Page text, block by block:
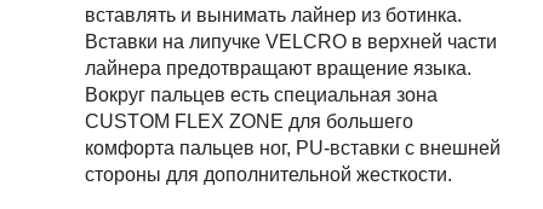
вставлять и вынимать лайнер из ботинка.
Вставки на липучке VELCRO в верхней части
лайнера предотвращают вращение языка.
Вокруг пальцев есть специальная зона
CUSTOM FLEX ZONE для большего
комфорта пальцев ног, PU-вставки с внешней
стороны для дополнительной жесткости.